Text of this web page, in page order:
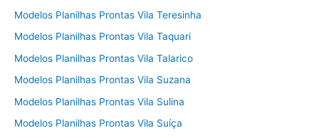
Modelos Planilhas Prontas Vila Teresinha
Modelos Planilhas Prontas Vila Taquari
Modelos Planilhas Prontas Vila Talarico
Modelos Planilhas Prontas Vila Suzana
Modelos Planilhas Prontas Vila Sulina
Modelos Planilhas Prontas Vila Suíça